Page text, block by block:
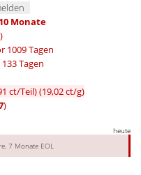
10 Monate
1009 Tagen
Tagen
ct/Teil)(19,02 ct/g)
)
heute
7 Monate EOL